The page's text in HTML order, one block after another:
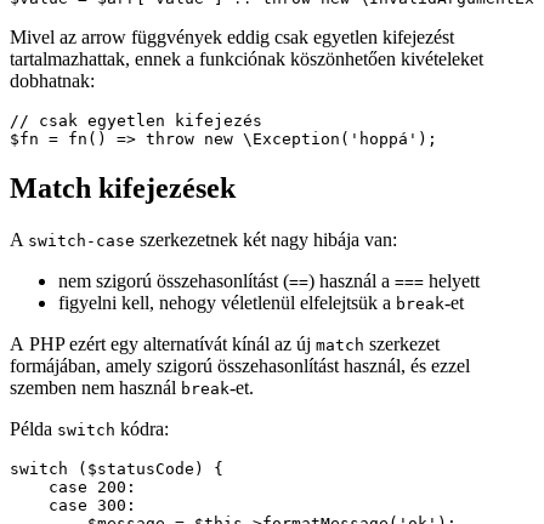
Mivel az arrow függvények eddig csak egyetlen kifejezést
tartalmazhattak, ennek a funkciónak köszönhetően kivételeket
dobhatnak:
// csak egyetlen kifejezés
Match kifejezések
A switch-case szerkezetnek két nagy hibája van:
nem szigorú összehasonlítást (==) használ a === helyett
figyelni kell, nehogy véletlenül elfelejtsük a break-et
A PHP ezért egy alternatívát kínál az új match szerkezet
formájában, amely szigorú összehasonlítást használ, és ezzel
szemben nem használ break-et.
Példa switch kódra:
switch ($statusCode) {
    case 200:
    case 300: